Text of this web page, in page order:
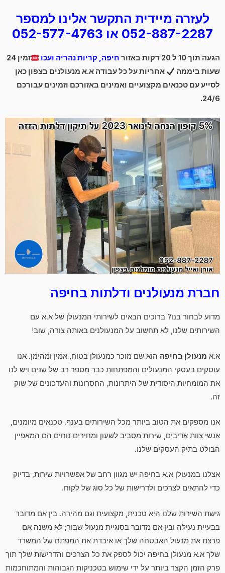
לעזרה מיידית התקשר אלינו למספר
052-887-2287 או 052-577-4763
הגעה תוך 10 ל 20 דקות באזור חיפה, קריות נהריה ועכו
זמין 24
שעות ביממה
אחריות על כל עבודה א.א מנעולנים בצפון כאן
לסייע עם טכנאים מקצועיים ואמינים באזורכם וזמינים עבורכם
24/6.
חברת מנעולנים ודלתות בחיפה
מדוע לבחור בנו? ברוכים הבאים לשירותי המנעולן של א.א עם
השירותים שלנו, לא תחשוב על המנעולנים באותה צורה, שוב!
א.א מנעולן בחיפה הוא שם מוכר כמנעולן בטוח, אמין ומהימן. אנו
עוסקים בעסקי המנעולים והמפתחות כבר מספר רב של שנים ויש לנו
את המומחיות היסודית של היתרונות, החסרונות והעדכונים של שוק
זה.
אנו מספקים את הטוב ביותר מכל השירותים בענף. טכנאים מיומנים,
אנשי צוות אדיבים, שירות מסביב לשעון ומחירים נוחים הם המאפיין
הבולט בתיק העסקים שלנו.
אצלנו במנעולן א.א בחיפה יש מגוון רחב של אפשרויות שירות, בדיוק
כדי להתאים לצרכים ולדרישות של כל סוג של לקוח.
גישת השירות שלנו היא טכנית, מקצועית וגם מהירה. בין אם מדובר
בבעיית נעילה ובין אם מדובר בסוגיית מנעול שבור; לא משנה אם
פרצת את מנעול האבטחה שלך או איבדת את המפתח של המשרד
שלך א.א מנעולן בחיפה יכול לספק את כל הצרכים והדרישות שלך תוך
פרק הזמן הקצר ביותר על ידי שימוש בטכניקות הגבוהות והמתוחכמות